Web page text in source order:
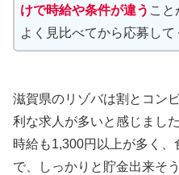
けで時給や条件が違う こと
よく見比べてから応募して
滋賀県のリゾバは割とコン
利な求人が多いと感じました
時給も1,300円以上が多く
で、しっかりと貯金出来そう